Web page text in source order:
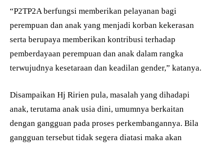
“P2TP2A berfungsi memberikan pelayanan bagi
perempuan dan anak yang menjadi korban kekerasan
serta berupaya memberikan kontribusi terhadap
pemberdayaan perempuan dan anak dalam rangka
terwujudnya kesetaraan dan keadilan gender,” katanya.
Disampaikan Hj Ririen pula, masalah yang dihadapi
anak, terutama anak usia dini, umumnya berkaitan
dengan gangguan pada proses perkembangannya. Bila
gangguan tersebut tidak segera diatasi maka akan